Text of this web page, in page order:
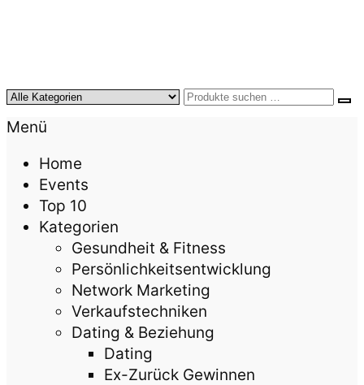
KursTipps.de
Weil Weiterbildung die beste Investition für mehr
Lebensqualität ist.
Menü
Home
Events
Top 10
Kategorien
Gesundheit & Fitness
Persönlichkeitsentwicklung
Network Marketing
Verkaufstechniken
Dating & Beziehung
Dating
Ex-Zurück Gewinnen